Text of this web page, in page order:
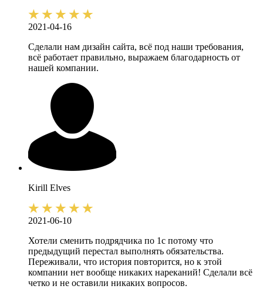
2021-04-16
Сделали нам дизайн сайта, всё под наши требования,
всё работает правильно, выражаем благодарность от
нашей компании.
Kirill Elves
2021-06-10
Хотели сменить подрядчика по 1с потому что
предыдущий перестал выполнять обязательства.
Переживали, что история повторится, но к этой
компании нет вообще никаких нареканий! Сделали всё
четко и не оставили никаких вопросов.